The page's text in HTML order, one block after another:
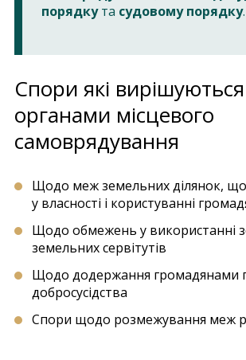
порядкута судовому порядку.
Спори які вирішуються
органами місцевого
самоврядування
Щодо меж земельних ділянок,
у власності і користуванні
Щодо обмежень у використанні
земельних сервітутів
Щодо додержання громадянами
добросусідства
Спори щодо розмежування меж